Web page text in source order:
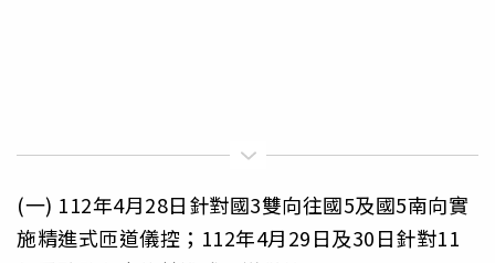
(一) 112年4月28日針對國3雙向往國5及國5南向實
施精進式匝道儀控；112年4月29日及30日針對11